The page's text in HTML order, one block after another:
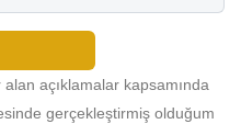
açıklamalar kapsamında
gerçekleştirmiş olduğum